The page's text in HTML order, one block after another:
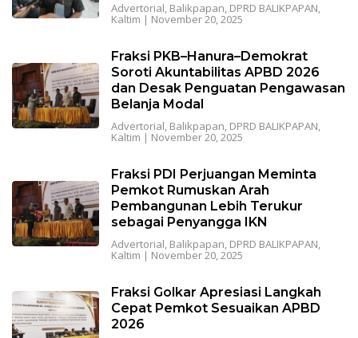
Advertorial, Balikpapan, DPRD BALIKPAPAN,
Kaltim | November 20, 2025
Fraksi PKB–Hanura–Demokrat
Soroti Akuntabilitas APBD 2026
dan Desak Penguatan Pengawasan
Belanja Modal
Advertorial, Balikpapan, DPRD BALIKPAPAN,
Kaltim | November 20, 2025
Fraksi PDI Perjuangan Meminta
Pemkot Rumuskan Arah
Pembangunan Lebih Terukur
sebagai Penyangga IKN
Advertorial, Balikpapan, DPRD BALIKPAPAN,
Kaltim | November 20, 2025
Fraksi Golkar Apresiasi Langkah
Cepat Pemkot Sesuaikan APBD
2026